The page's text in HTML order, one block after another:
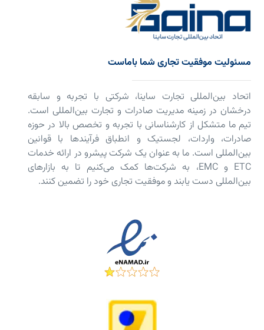
مسئولیت موفقیت تجاری شما باماست
اتحاد بین‌المللی تجارت ساینا، شرکتی با تجربه و سابقه
درخشان در زمینه مدیریت صادرات و تجارت بین‌المللی است.
تیم ما متشکل از کارشناسانی با تجربه و تخصص بالا در حوزه
صادرات، واردات، لجستیک و انطباق فرآیندها با قوانین
بین‌المللی است. ما به عنوان یک شرکت پیشرو در ارائه خدمات
ETC و EMC، به شرکت‌ها کمک می‌کنیم تا به بازارهای
بین‌المللی دست یابند و موفقیت تجاری خود را تضمین کنند.